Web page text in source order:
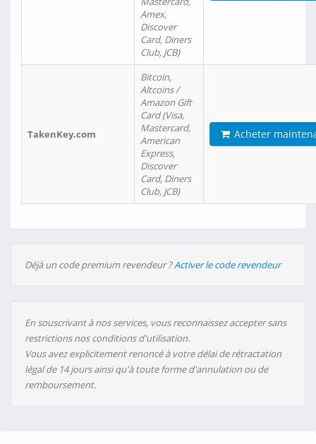
Amex,
Discover
Card, Diners
Club, JCB)
TakenKey.com
Bitcoin,
Altcoins /
Amazon Gift
Card (Visa,
Mastercard,
American
Express,
Discover
Card, Diners
Club, JCB)
Acheter
Déjà un code premium revendeur ?Activer le code revendeur
En souscrivant à nos services, vous reconnaissez accepter sans
restrictions nos conditions d'utilisation.
Vous avez explicitement renoncé à votre délai de rétractation
légal de 14 jours ainsi qu'à toute forme d'annulation ou de
remboursement.